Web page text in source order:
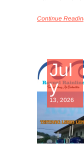
Continue
Jul
y
13, 2026